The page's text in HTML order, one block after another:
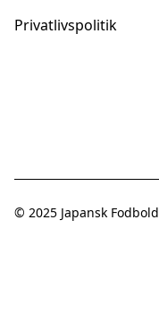
Privatlivspolitik
© 2025 Japansk Fodbold